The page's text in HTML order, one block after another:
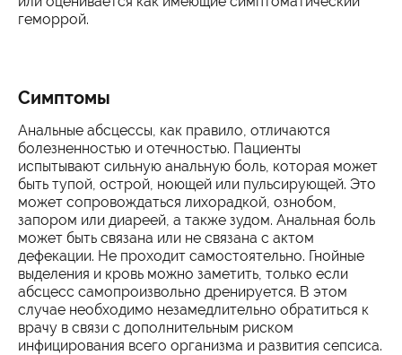
геморрой.
Симптомы
Анальные абсцессы, как правило, отличаются
болезненностью и отечностью. Пациенты
испытывают сильную анальную боль, которая может
быть тупой, острой, ноющей или пульсирующей. Это
может сопровождаться лихорадкой, ознобом,
запором или диареей, а также зудом. Анальная боль
может быть связана или не связана с актом
дефекации. Не проходит самостоятельно. Гнойные
выделения и кровь можно заметить, только если
абсцесс самопроизвольно дренируется. В этом
случае необходимо незамедлительно обратиться к
врачу в связи с дополнительным риском
инфицирования всего организма и развития сепсиса.